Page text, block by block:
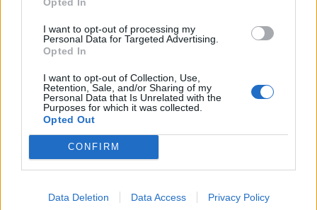
I want to opt-out of processing my
Personal Data for Targeted Advertising.
Opted In
I want to opt-out of Collection, Use,
Retention, Sale, and/or Sharing of my
Personal Data that Is Unrelated with the
Purposes for which it was collected.
Opted Out
CONFIRM
Data Deletion Data Access Privacy Policy
NAUJI
Kraupi avarija prie
Buvusi AAD vadovė